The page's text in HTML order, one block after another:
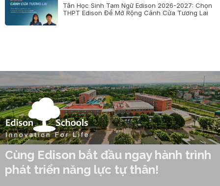
Tân Học Sinh Tam Ngữ Edison 2026-2027: Chọn
THPT Edison Để Mở Rộng Cánh Cửa Tương Lai
Cùng Edison bắt đầu ngay hành trình
phát triển năng lực tự thân!